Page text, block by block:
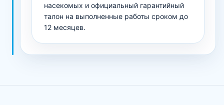
насекомых и официальный гарантийный
талон на выполненные работы сроком до
12 месяцев.